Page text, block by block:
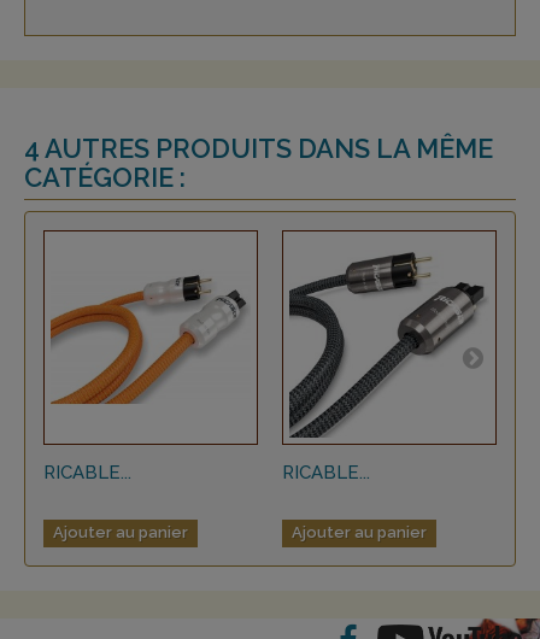
4 AUTRES PRODUITS DANS LA MÊME
CATÉGORIE :
RICABLE...
Ajouter au panier
RICABLE...
Ajouter au panier